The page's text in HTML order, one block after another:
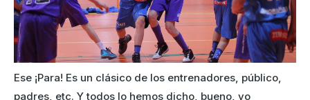
Ese ¡Para! Es un clásico de los entrenadores, público,
padres, etc. Y todos lo hemos dicho, bueno, yo